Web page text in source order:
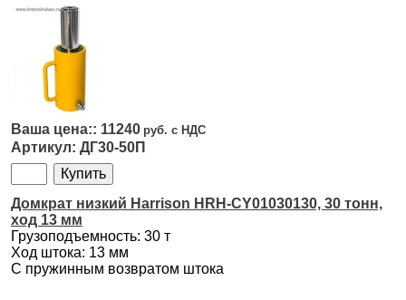
11240
ДГ30-50П
Домкрат низкий Harrison HRH-CY01030130, 30 тонн,
ход 13 мм
Грузоподъемность: 30 т
Ход штока: 13 мм
С пружинным возвратом штока